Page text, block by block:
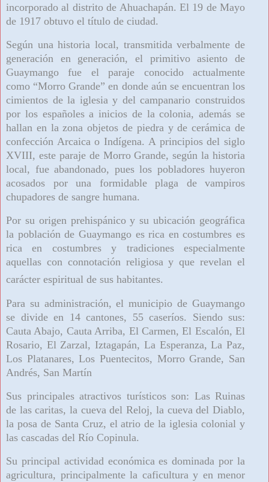
incorporado al distrito de Ahuachapán. El 19 de Mayo
de 1917 obtuvo el título de ciudad.
Según una historia local, transmitida verbalmente de
generación en generación, el primitivo asiento de
Guaymango fue el paraje conocido actualmente
como “Morro Grande” en donde aún se encuentran los
cimientos de la iglesia y del campanario construidos
por los españoles a inicios de la colonia, además se
hallan en la zona objetos de piedra y de cerámica de
confección Arcaica o Indígena. A principios del siglo
XVIII, este paraje de Morro Grande, según la historia
local, fue abandonado, pues los pobladores huyeron
acosados por una formidable plaga de vampiros
chupadores de sangre humana.
Por su origen prehispánico y su ubicación geográfica
la población de Guaymango es rica en costumbres es
rica en costumbres y tradiciones especialmente
aquellas con connotación religiosa y que revelan el
carácter espiritual de sus habitantes.
Para su administración, el municipio de Guaymango
se divide en 14 cantones, 55 caseríos. Siendo sus:
Cauta Abajo, Cauta Arriba, El Carmen, El Escalón, El
Rosario, El Zarzal, Iztagapán, La Esperanza, La Paz,
Los Platanares, Los Puentecitos, Morro Grande, San
Andrés, San Martín
Sus principales atractivos turísticos son: Las Ruinas
de las caritas, la cueva del Reloj, la cueva del Diablo,
la posa de Santa Cruz, el atrio de la iglesia colonial y
las cascadas del Río Copinula.
Su principal actividad económica es dominada por la
agricultura, principalmente la caficultura y en menor